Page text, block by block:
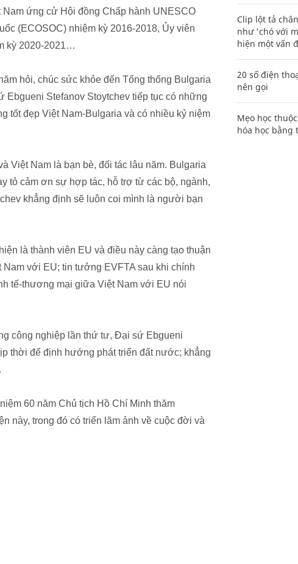
ứng cử Hội đồng Chấp hành UNESCO
(ECOSOC) nhiệm kỳ 2016-2018, Ủy viên
kỳ 2020-2021…
hỏi, chúc sức khỏe đến Tổng thống Bulgaria
Stefanov Stoytchev tiếp tục có những
tốt đẹp Việt Nam-Bulgaria và có nhiều kỷ niệm
Việt Nam là bạn bè, đối tác lâu năm. Bulgaria
tỏ cảm ơn sự hợp tác, hỗ trợ từ các bộ, ngành,
khẳng định sẽ luôn coi mình là người bạn
là thành viên EU và điều này càng tạo thuận
với EU; tin tưởng EVFTA sau khi chính
tế-thương mại giữa Việt Nam với EU nói
công nghiệp lần thứ tư, Đại sứ Ebgueni
thời để định hướng phát triển đất nước; khẳng
60 năm Chủ tịch Hồ Chí Minh thăm
này, trong đó có triển lãm ảnh về cuộc đời và
Clip lột tả
như 'chó với
hiện một vấn
20 số điện
nên gọi
Mẹo học
hóa học bằng